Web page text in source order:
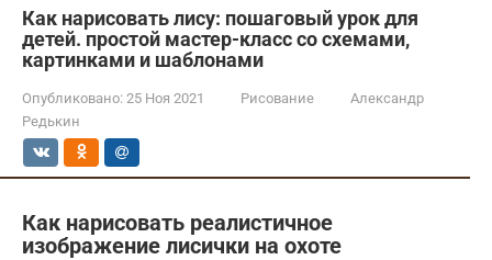
Как нарисовать лису: пошаговый урок для
детей. простой мастер-класс со схемами,
картинками и шаблонами
Опубликовано: 25 Ноя 2021 Рисование
Александр
Редькин
Как нарисовать реалистичное
изображение лисички на охоте